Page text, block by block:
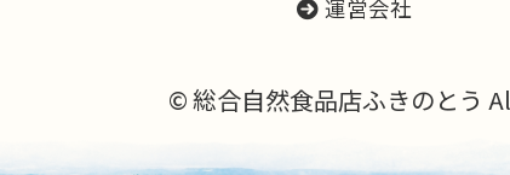
運営会社
© 総合自然食品店ふきのとう